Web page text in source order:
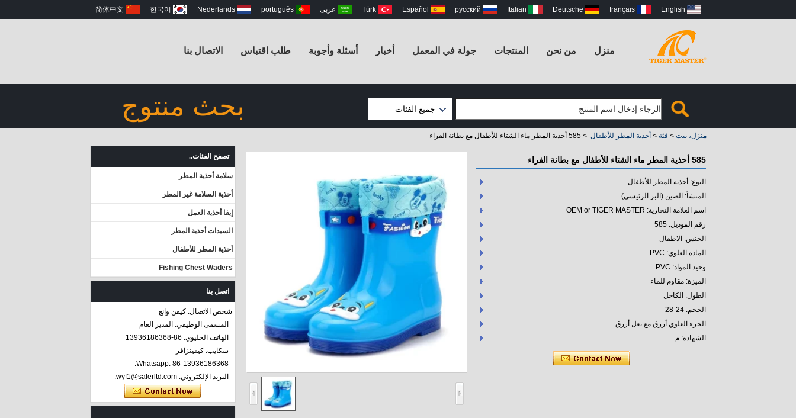
English
français
Deutsche
Italian
русский
Español
Türk عربى português
Nederlands
한국어
简体中文
منزل من نحن المنتجات جولة في المعمل أخبار أسئلة وأجوبة طلب اقتباس الاتصال بنا
بحث منتوج جميع الفئات
سلامة أحذية المطر
إيفا أحذية العمل
السيدات أحذية المطر
أحذية المطر للأطفال
Fishing Chest
Waders
منزل، بيت > فئة > أحذية المطر للأطفال >585 أحذية المطر ماء الشتاء للأطفال مع بطانة الفراء
تصفح الفئات..
سلامة أحذية المطر
أحذية السلامة غير المطر
إيفا أحذية العمل
السيدات أحذية المطر
أحذية المطر للأطفال
Fishing Chest Waders
اتصل بنا
شخص الاتصال: كيفن وانغ
المسمى الوظيفي: المدير العام
الهاتف الخليوي: 86-13936186368
سكايب: كيفينزافر
Whatsapp: 86-13936186368.
البريد الإلكتروني: wyf1@saferltd.com.
666-2 ماء المطر لطيف
585 أحذية المطر ماء الشتاء للأطفال مع بطانة الفراء
النوع: أحذية المطر للأطفال
المنشأ: الصين (البر الرئيسي)
اسم العلامة التجارية: OEM or TIGER MASTER
رقم الموديل: 585
الجنس: الاطفال
المادة العلوي: PVC
وحيد المواد: PVC
الميزة: مقاوم للماء
الطول: الكاحل
الحجم: 24-28
الجزء العلوي أزرق مع نعل أزرق
الشهادة: م